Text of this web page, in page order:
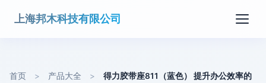
上海邦木科技有限公司
首页 > 产品大全 >
得力胶带座811（蓝色） 提升办公效率的